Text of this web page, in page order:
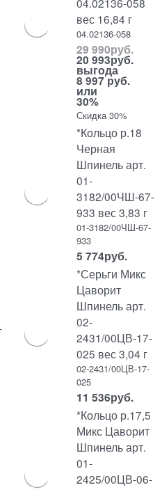
вес 16,84 г
04.02136-058
29 990руб.
20 993руб.
выгода
8 997 руб.
или
30%
Скидка 30%
*Кольцо р.18
Черная
Шпинель арт.
01-
3182/00ЧШ-67-
933 вес 3,83 г
01-3182/00ЧШ-67-
933
5 774руб.
*Серьги Микс
Цаворит
Шпинель арт.
02-
2431/00ЦВ-17-
025 вес 3,04 г
02-2431/00ЦВ-17-
025
11 536руб.
*Кольцо р.17,5
Микс Цаворит
Шпинель арт.
01-
2425/00ЦВ-06-